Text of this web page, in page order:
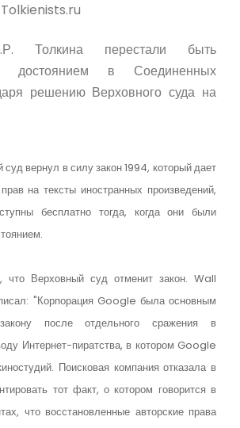
Толкина перестали быть
достоянием в Соединенных
решению Верховного суда на
вернул в силу закон 1994, который дает
на тексты иностранных произведений,
бесплатно тогда, когда они были
что Верховный суд отменит закон. Wall
"Корпорация Google была основным
закону после отдельного сражения в
Интернет-пиратства, в котором Google
Поисковая компания отказала в
тот факт, о котором говорится в
что восстановленные авторские права